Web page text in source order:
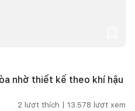
nhờ thiết kế theo khí hậu
2 lượt thích | 13.578 lượt xem